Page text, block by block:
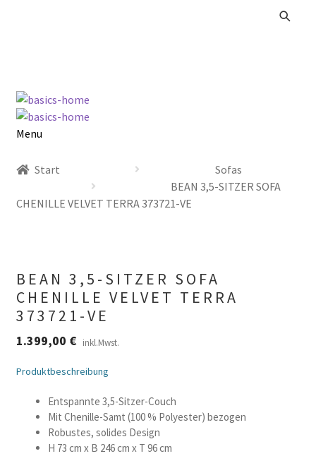
Zur
Navigation
springen
Zum
Inhalt
springen
Menu
Kataloge Landhaus
Kataloge Trends
Summer Sale
Start
Sofas
BEAN 3,5-SITZER SOFA
CHENILLE VELVET TERRA 373721-VE
BEAN 3,5-SITZER SOFA
CHENILLE VELVET TERRA
373721-VE
1.399,00 € inkl.Mwst.
Produktbeschreibung
Entspannte 3,5-Sitzer-Couch
Mit Chenille-Samt (100 % Polyester) bezogen
Robustes, solides Design
H 73 cm x B 246 cm x T 96 cm